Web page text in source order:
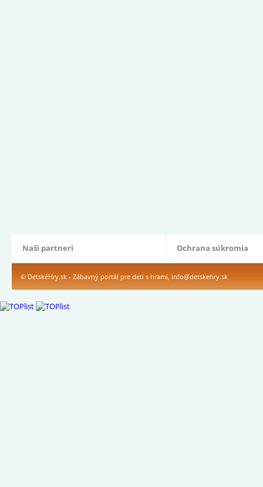
Naši partneri Ochrana súkromia
© DetskéHry.sk - Zábavný portál pre deti s hrami, info@detskehry.sk